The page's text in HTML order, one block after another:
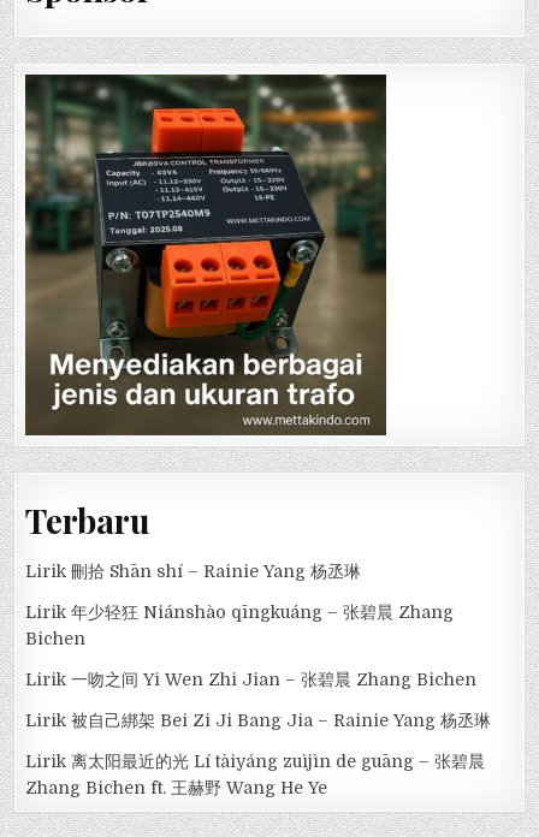
Terbaru
Lirik 刪拾 Shān shí – Rainie Yang 杨丞琳
Lirik 年少轻狂 Niánshào qīngkuáng – 张碧晨 Zhang
Bichen
Lirik 一吻之间 Yi Wen Zhi Jian – 张碧晨 Zhang Bichen
Lirik 被自己綁架 Bei Zi Ji Bang Jia – Rainie Yang 杨丞琳
Lirik 离太阳最近的光 Lí tàiyáng zuìjìn de guāng – 张碧晨
Zhang Bichen ft. 王赫野 Wang He Ye